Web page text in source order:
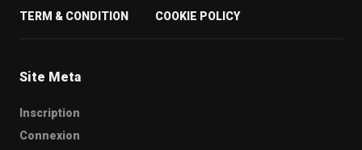
TERM & CONDITION COOKIE POLICY
Site Meta
Inscription
Connexion